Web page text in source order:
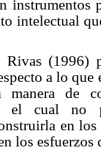
instrumentos
intelectual
Rivas (1996)
a lo que
manera de
el cual no
en
los esfuerzos